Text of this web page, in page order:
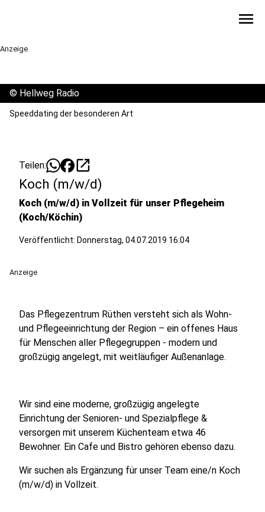
menu
Anzeige
© Hellweg Radio
Speeddating der besonderen Art
Teilen: open_in_new
Koch (m/w/d)
Koch (m/w/d) in Vollzeit für unser Pflegeheim
(Koch/Köchin)
Veröffentlicht: Donnerstag, 04.07.2019 16:04
Anzeige
Das Pflegezentrum Rüthen versteht sich als Wohn-
und Pflegeeinrichtung der Region – ein offenes Haus
für Menschen aller Pflegegruppen - modern und
großzügig angelegt, mit weitläufiger Außenanlage.
Wir sind eine moderne, großzügig angelegte
Einrichtung der Senioren- und Spezialpflege &
versorgen mit unserem Küchenteam etwa 46
Bewohner. Ein Cafe und Bistro gehören ebenso dazu.
Wir suchen als Ergänzung für unser Team eine/n Koch
(m/w/d) in Vollzeit.